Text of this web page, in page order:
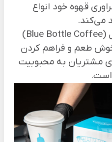
قهوه خود انواع
می‌کند.
３. برند زنجیره‌ای بلو باتل (Blue Bottle Coffee)
خوش طعم و فراهم کردن
مشتریان به محبوبیت
است.